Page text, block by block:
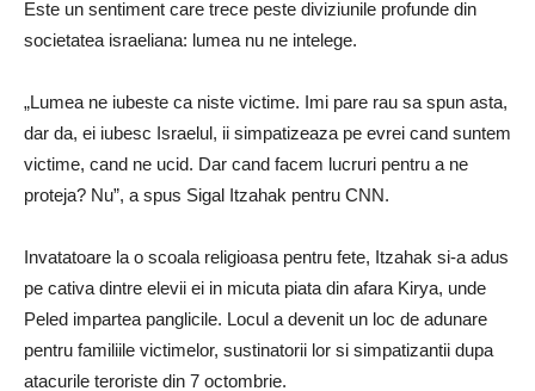
Este un sentiment care trece peste diviziunile profunde din
societatea israeliana: lumea nu ne intelege.
„Lumea ne iubeste ca niste victime. Imi pare rau sa spun asta,
dar da, ei iubesc Israelul, ii simpatizeaza pe evrei cand suntem
victime, cand ne ucid. Dar cand facem lucruri pentru a ne
proteja? Nu”, a spus Sigal Itzahak pentru CNN.
Invatatoare la o scoala religioasa pentru fete, Itzahak si-a adus
pe cativa dintre elevii ei in micuta piata din afara Kirya, unde
Peled impartea panglicile. Locul a devenit un loc de adunare
pentru familiile victimelor, sustinatorii lor si simpatizantii dupa
atacurile teroriste din 7 octombrie.